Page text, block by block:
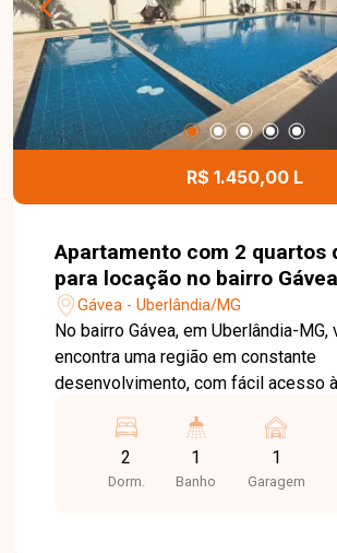
R$ 1.450,00 L
Apartamento com 2 quartos
para locação no bairro
Uberlândia-MG
Gávea - Uberlândia/MG
No bairro Gávea, em Uberlândia-MG,
encontra uma região em constante
desenvolvimento, com fácil acesso
supermercados, escolas, farmácias
comércios, proporcionando
qualidade de vida. Apartamento disponível para
2
Dorm.
1
Banho
1
Garagem